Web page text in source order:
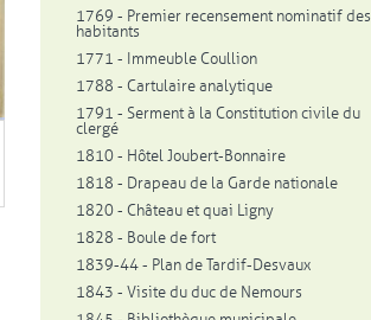
1769 - Premier recensement nominatif des
habitants
1771 - Immeuble Coullion
1788 - Cartulaire analytique
1791 - Serment à la Constitution civile du
clergé
1810 - Hôtel Joubert-Bonnaire
1818 - Drapeau de la Garde nationale
1820 - Château et quai Ligny
1828 - Boule de fort
1839-44 - Plan de Tardif-Desvaux
1843 - Visite du duc de Nemours